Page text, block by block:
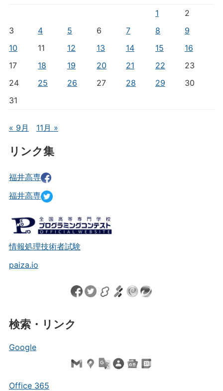
1
2
3
4 5 6 7 8
9
10
11 12 13 14 15
16
17
18 19 20 21 22
23
24
25 26 27 28 29
30
31
« 9月 11月 »
リンク集
福井高専
福井高専
情報処理技術者試験
paiza.io
検索・リンク
Google
Office 365